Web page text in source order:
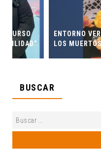
ENTORNO VERDE Y
LOS MUERTOS FCC,
BUSCAR